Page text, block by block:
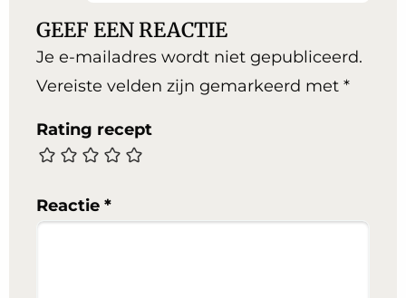
GEEF EEN REACTIE
Je e-mailadres wordt niet gepubliceerd.
Vereiste velden zijn gemarkeerd met *
Rating recept
Reactie *